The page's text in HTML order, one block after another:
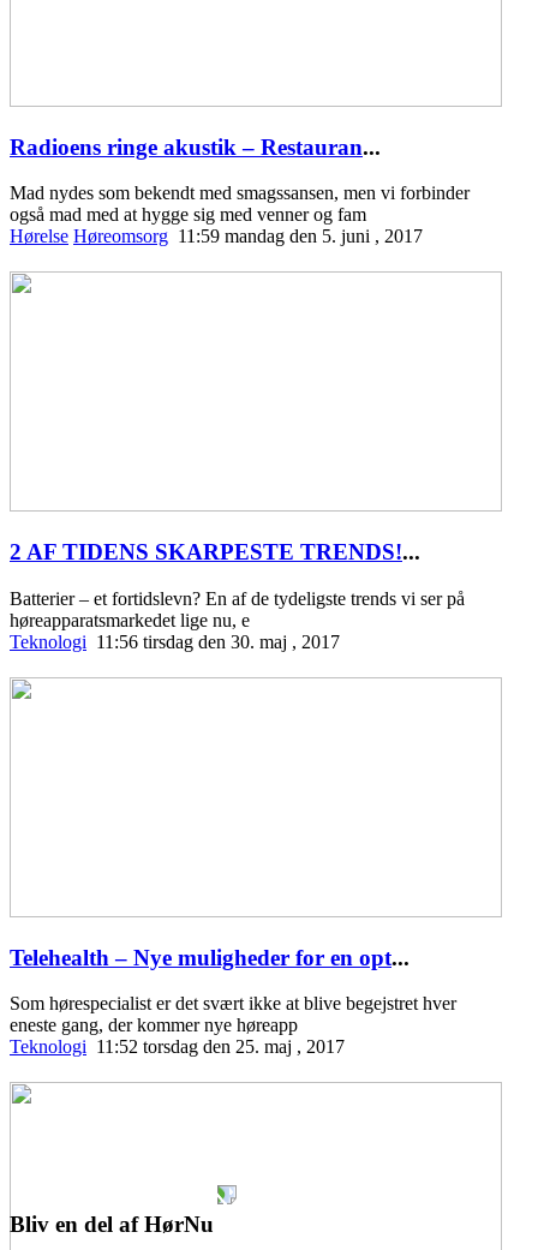
Radioens ringe akustik – Restauran...
Mad nydes som bekendt med smagssansen, men vi forbinder
også mad med at hygge sig med venner og fam
Hørelse Høreomsorg 11:59 mandag den 5. juni , 2017
2 AF TIDENS SKARPESTE TRENDS!...
Batterier – et fortidslevn? En af de tydeligste trends vi ser på
høreapparatsmarkedet lige nu, e
Teknologi 11:56 tirsdag den 30. maj , 2017
Telehealth – Nye muligheder for en opt...
Som hørespecialist er det svært ikke at blive begejstret hver
eneste gang, der kommer nye høreapp
Teknologi 11:52 torsdag den 25. maj , 2017
Bliv en del af HørNu